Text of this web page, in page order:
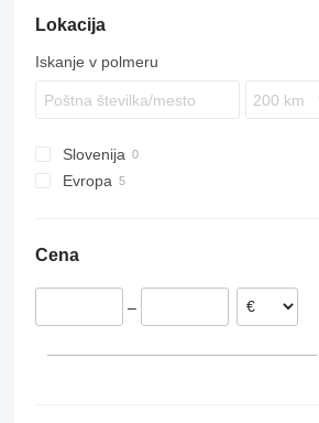
Lokacija
Iskanje v polmeru
Slovenija
Evropa
Nemčija
Cena
–